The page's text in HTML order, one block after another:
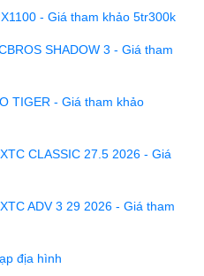
- Giá tham khảo 5tr300k
SHADOW 3 - Giá tham
TIGER - Giá tham khảo
CLASSIC 27.5 2026 - Giá
ADV 3 29 2026 - Giá tham
địa hình